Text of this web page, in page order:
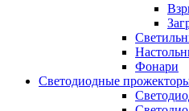
Фонари
Светодиодные